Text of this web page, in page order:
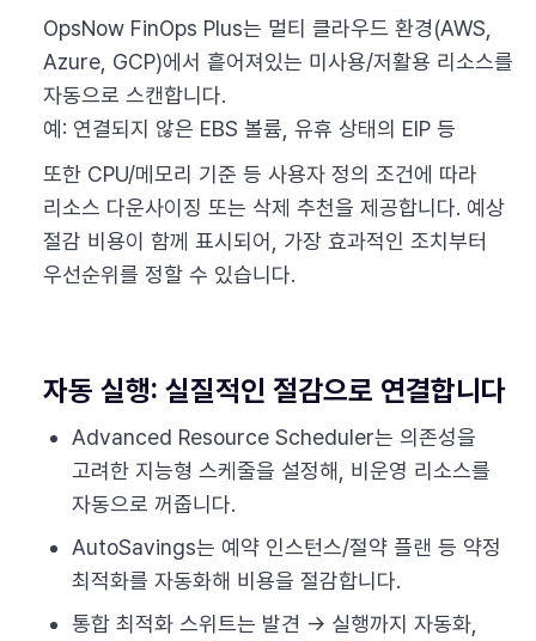
OpsNow FinOps Plus는 멀티 클라우드 환경(AWS,
Azure, GCP)에서 흩어져있는 미사용/저활용 리소스를
자동으로 스캔합니다.
예: 연결되지 않은 EBS 볼륨, 유휴 상태의 EIP 등
또한 CPU/메모리 기준 등 사용자 정의 조건에 따라
리소스 다운사이징 또는 삭제 추천을 제공합니다. 예상
절감 비용이 함께 표시되어, 가장 효과적인 조치부터
우선순위를 정할 수 있습니다.
자동 실행: 실질적인 절감으로 연결합니다
Advanced Resource Scheduler는 의존성을
고려한 지능형 스케줄을 설정해, 비운영 리소스를
자동으로 꺼줍니다.
AutoSavings는 예약 인스턴스/절약 플랜 등 약정
최적화를 자동화해 비용을 절감합니다.
통합 최적화 스위트는 발견 → 실행까지 자동화,